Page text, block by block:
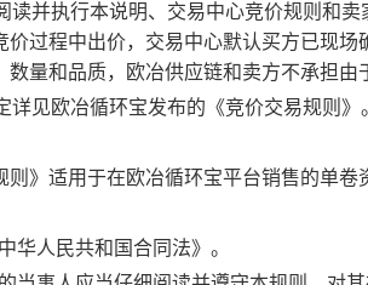
读并执行本说明、交易中心竞价规则和
价过程中出价，交易中心默认买方已现
数量和品质，欧冶供应链和卖方不承担由
详见欧冶循环宝发布的《竞价交易规则》
则》适用于在欧冶循环宝平台销售的单卷
华人民共和国合同法》。